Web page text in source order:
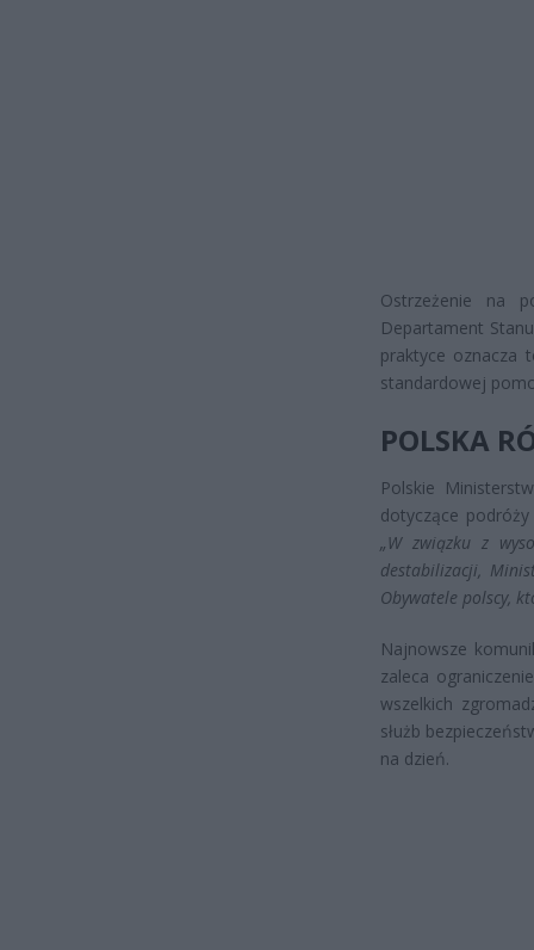
Ostrzeżenie na
Departament
praktyce oznacza
standardowej
POLSKA
Polskie
dotyczące
„W związku z
destabilizacji,
Obywatele polscy,
Najnowsze
zaleca
wszelkich
służb
na dzień.